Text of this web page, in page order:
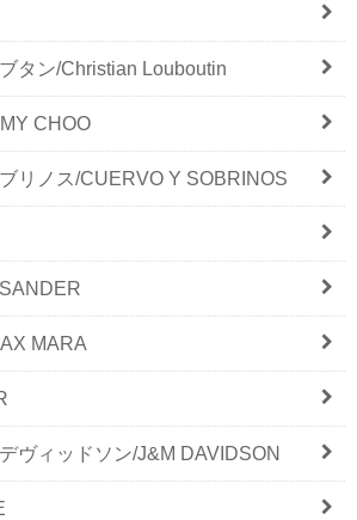
タン/Christian Louboutin
CHOO
リノス/CUERVO Y SOBRINOS
MARA
ヴィッドソン/J&M DAVIDSON